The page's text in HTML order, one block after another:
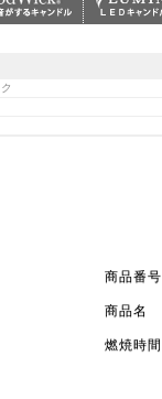
商品番号
商品名
燃焼時間